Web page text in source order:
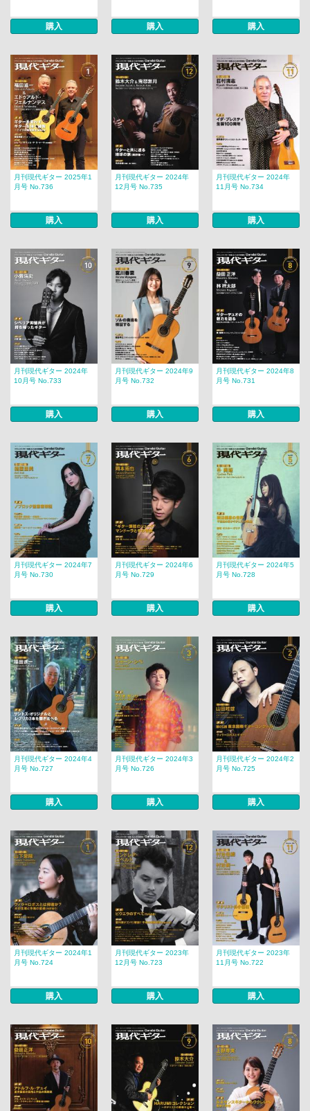
購入 購入 購入
月刊現代ギター 2025年1
月号 No.736
購入
月刊現代ギター 2024年
12月号 No.735
購入
月刊現代ギター 2024年
11月号 No.734
購入
月刊現代ギター 2024年
10月号 No.733
購入
月刊現代ギター 2024年9
月号 No.732
購入
月刊現代ギター 2024年8
月号 No.731
購入
月刊現代ギター 2024年7
月号 No.730
購入
月刊現代ギター 2024年6
月号 No.729
購入
月刊現代ギター 2024年5
月号 No.728
購入
月刊現代ギター 2024年4
月号 No.727
購入
月刊現代ギター 2024年3
月号 No.726
購入
月刊現代ギター 2024年2
月号 No.725
購入
月刊現代ギター 2024年1
月号 No.724
購入
月刊現代ギター 2023年
12月号 No.723
購入
月刊現代ギター 2023年
11月号 No.722
購入